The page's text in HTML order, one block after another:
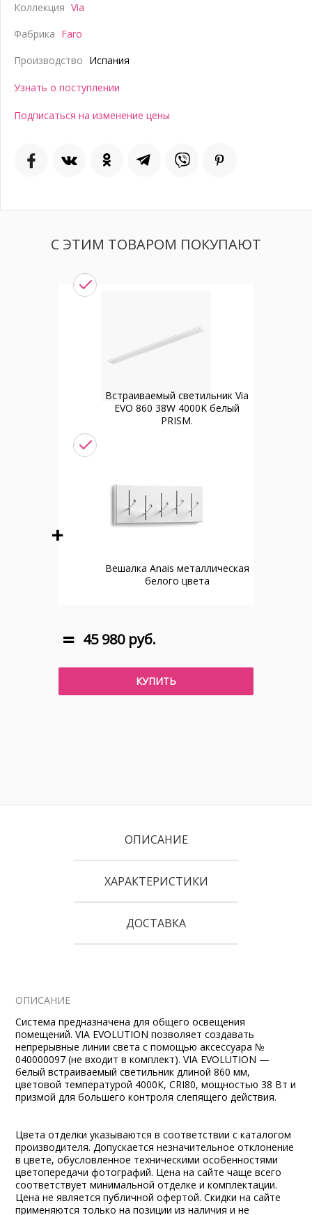
Коллекция Via
Фабрика Faro
Производство Испания
Узнать о поступлении
Подписаться на изменение цены
С ЭТИМ ТОВАРОМ ПОКУПАЮТ
Встраиваемый светильник Via
EVO 860 38W 4000K белый
PRISM.
Вешалка Anais металлическая
белого цвета
45 980 руб.
КУПИТЬ
ОПИСАНИЕ
ХАРАКТЕРИСТИКИ
ДОСТАВКА
ОПИСАНИЕ
Система предназначена для общего освещения
помещений. VIA EVOLUTION позволяет создавать
непрерывные линии света с помощью аксессуара №
040000097 (не входит в комплект). VIA EVOLUTION —
белый встраиваемый светильник длиной 860 мм,
цветовой температурой 4000К, CRI80, мощностью 38 Вт и
призмой для большего контроля слепящего действия.
Цвета отделки указываются в соответствии с каталогом
производителя. Допускается незначительное отклонение
в цвете, обусловленное техническими особенностями
цветопередачи фотографий. Цена на сайте чаще всего
соответствует минимальной отделке и комплектации.
Цена не является публичной офертой. Скидки на сайте
применяются только на позиции из наличия и не